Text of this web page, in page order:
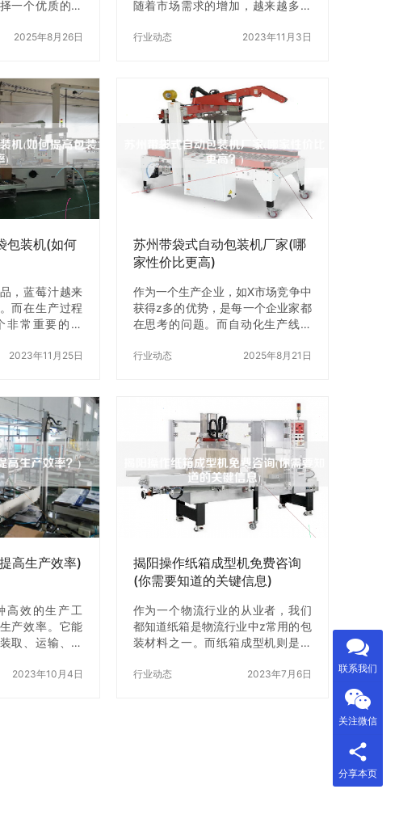
一个优质的供
机供应商。
。包括公司的
、员工数量、
、质量控制X等
以从公司的官
三方认证机构
察供应商的生
生产需要一定
此在选择供应
产能力。主要
2025年8月26日
随着市场需求的增加，越来越多的
袋包装机作为一种新型的包装机
优质原液原浆自立袋包装机设备厂
家也是其中的佼佼者。但是，对于
很多企业来说，如何选择适合自己
的设备却是一个难题。本文将为大
家介绍如何选择适合自己的自立袋
包装机设备。 一、了解自立袋包装
机设备的种类 在选择自立袋包装机
设备之前，首先需要了解自立袋包
装机设备的种类。目前市场上的自
行业动态 2023年11月3日
包装机(如何
，蓝莓汁越来
而在生产过程
非常重要的环
装设备，能够
何提高包装效
自立袋包装机
作 首先需要将
袋中，然后将
。在放入自立
立袋打开，然
能够自立。 2.
要根据不同的袋
参数。一般来
2023年11月25日
苏州带袋式自动包装机厂家(哪
家性价比更高)
作为一个生产企业，如X市场竞争中
获得z多的优势，是每一个企业家都
在思考的问题。而自动化生产线的
成本的重要手段之一。在自动化生
焦点。而本文将为大家介绍苏州带
袋式自动包装机厂家，以及哪家厂
家的性价比z高。 一、苏州带袋式
自动包装机厂家介绍 苏州作为我国
的制造业重镇，拥有众多的自动化
生产线制造企业。其中，带袋式自
动包装机的制造商也不在少数。以
下是几家较为知名的苏州带袋式自
动包装机厂家： 1.苏州市众成自动
行业动态 2025年8月21日
高生产效率)
高效的生产工
产效率。它能
取、运输、卸
介绍如何使用
2023年10月4日
揭阳操作纸箱成型机免费咨询
(你需要知道的关键信息)
作为一个物流行业的从业者，我们
都知道纸箱是物流行业中z常用的包
装材料之一。而纸箱成型机则是纸
阳作为一个拥有丰富制造业资源的
行业动态 2023年7月6日 联系我们
关注微信
分享本页